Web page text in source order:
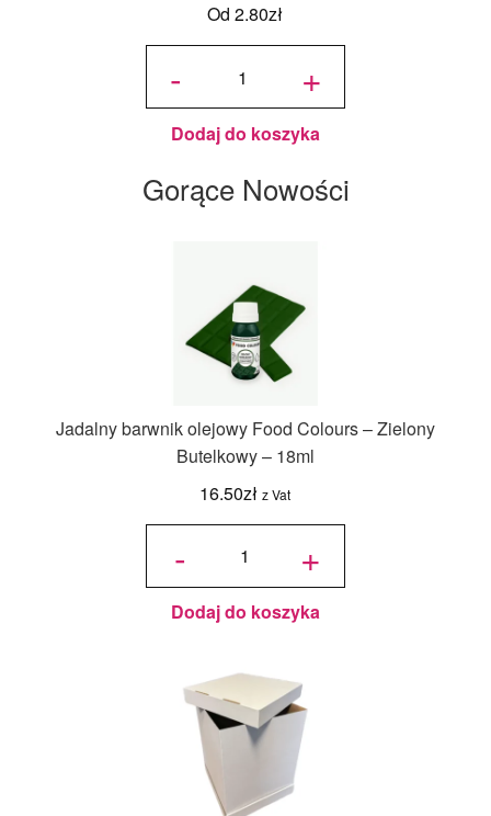
Od2.80zł
-
ilość
na 4
muffinki
- 1 szt. +
Dodaj do koszyka
Gorące Nowości
Jadalny barwnik olejowy Food Colours – Zielony
Butelkowy – 18ml
16.50zł z Vat
-
ilość
olejowy
Food
Colours -
Zielony
Butelkowy
+
Dodaj do koszyka